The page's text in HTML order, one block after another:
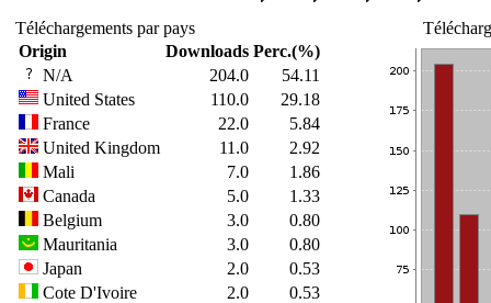
Téléchargements par pays
Origin
Downloads Perc.(%)
N/A
204.0
54.11
United States
110.0
29.18
France
22.0
5.84
United Kingdom
11.0
2.92
Mali
7.0
1.86
Canada
5.0
1.33
Belgium
3.0
0.80
Mauritania
3.0
0.80
Japan
2.0
0.53
Cote D'Ivoire
2.0
0.53